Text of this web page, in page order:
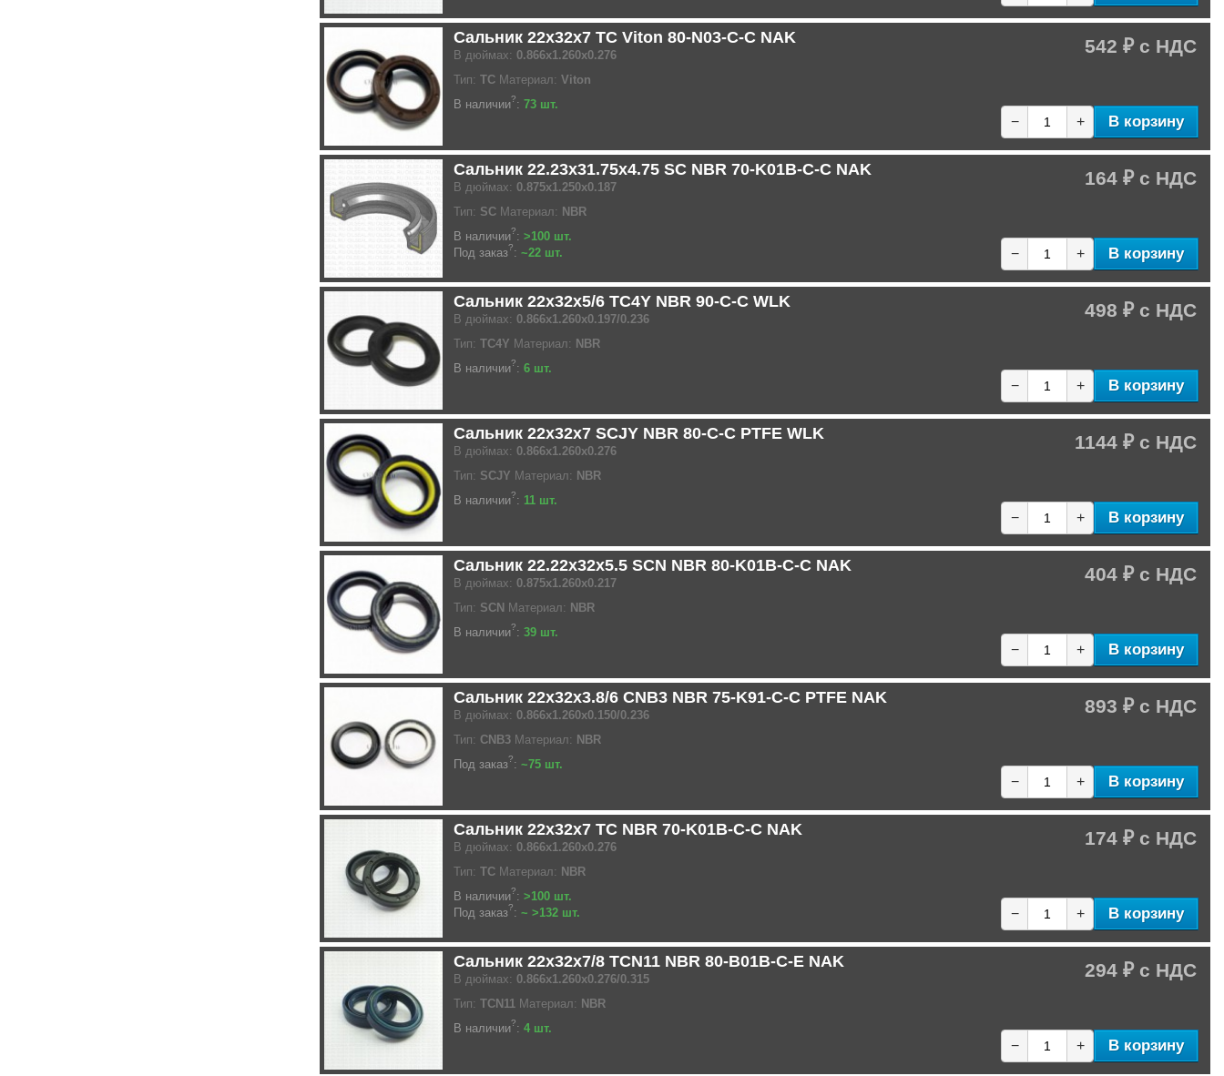
Сальник 22x32x7 TC Viton 80-N03-C-C NAK
В дюймах: 0.866x1.260x0.276
Тип: TC Материал: Viton
В наличии?: 73 шт.
542 ₽
− + В корзину
Сальник 22.23x31.75x4.75 SC NBR 70-K01B-C-C NAK
В дюймах: 0.875x1.250x0.187
Тип: SC Материал: NBR
В наличии?: >100 шт.
Под заказ?: ~22 шт.
164 ₽
− + В корзину
Сальник 22x32x5/6 TC4Y NBR 90-C-C WLK
В дюймах: 0.866x1.260x0.197/0.236
Тип: TC4Y Материал: NBR
В наличии?: 6 шт.
498 ₽
− + В корзину
Сальник 22x32x7 SCJY NBR 80-C-C PTFE WLK
В дюймах: 0.866x1.260x0.276
Тип: SCJY Материал: NBR
В наличии?: 11 шт.
1144 ₽
− + В корзину
Сальник 22.22x32x5.5 SCN NBR 80-K01B-C-C NAK
В дюймах: 0.875x1.260x0.217
Тип: SCN Материал: NBR
В наличии?: 39 шт.
404 ₽
− + В корзину
Сальник 22x32x3.8/6 CNB3 NBR 75-K91-C-C PTFE NAK
В дюймах: 0.866x1.260x0.150/0.236
Тип: CNB3 Материал: NBR
Под заказ?: ~75 шт.
893 ₽
− + В корзину
Сальник 22x32x7 TC NBR 70-K01B-C-C NAK
В дюймах: 0.866x1.260x0.276
Тип: TC Материал: NBR
В наличии?: >100 шт.
Под заказ?: ~ >132 шт.
174 ₽
− + В корзину
Сальник 22x32x7/8 TCN11 NBR 80-B01B-C-E NAK
В дюймах: 0.866x1.260x0.276/0.315
Тип: TCN11 Материал: NBR
В наличии?: 4 шт.
294 ₽
− + В корзину